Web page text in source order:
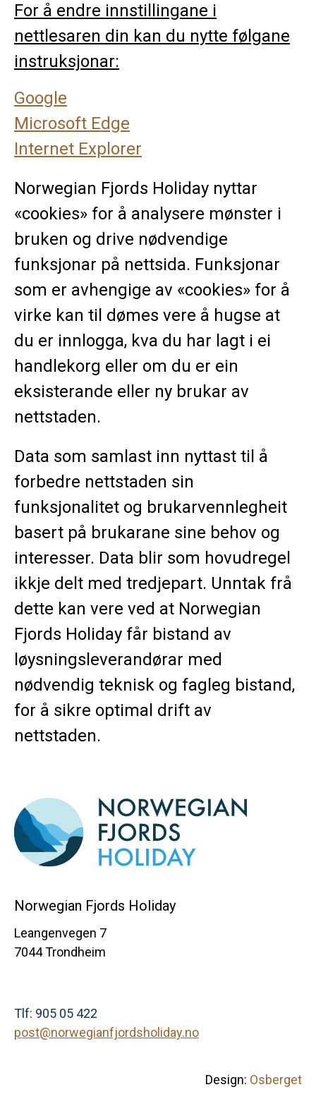
For å endre innstillingane i
nettlesaren din kan du nytte følgane
instruksjonar:
Google
Microsoft Edge
Internet Explorer
Norwegian Fjords Holiday nyttar
«cookies» for å analysere mønster i
bruken og drive nødvendige
funksjonar på nettsida. Funksjonar
som er avhengige av «cookies» for å
virke kan til dømes vere å hugse at
du er innlogga, kva du har lagt i ei
handlekorg eller om du er ein
eksisterande eller ny brukar av
nettstaden.
Data som samlast inn nyttast til å
forbedre nettstaden sin
funksjonalitet og brukarvennlegheit
basert på brukarane sine behov og
interesser. Data blir som hovudregel
ikkje delt med tredjepart. Unntak frå
dette kan vere ved at Norwegian
Fjords Holiday får bistand av
løysningsleverandørar med
nødvendig teknisk og fagleg bistand,
for å sikre optimal drift av
nettstaden.
Norwegian Fjords Holiday
Leangenvegen 7
7044 Trondheim
Tlf: 905 05 422
post@norwegianfjordsholiday.no
Design: Osberget